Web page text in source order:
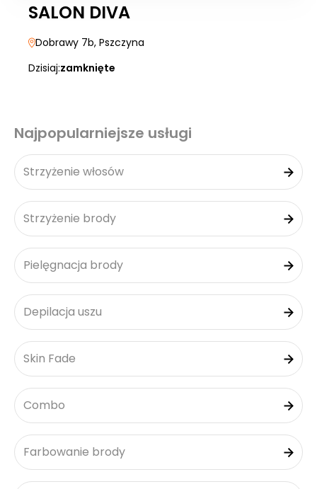
SALON DIVA
Dobrawy 7b, Pszczyna
Dzisiaj:zamknięte
Najpopularniejsze usługi
Strzyżenie włosów
Strzyżenie brody
Pielęgnacja brody
Depilacja uszu
Skin Fade
Combo
Farbowanie brody